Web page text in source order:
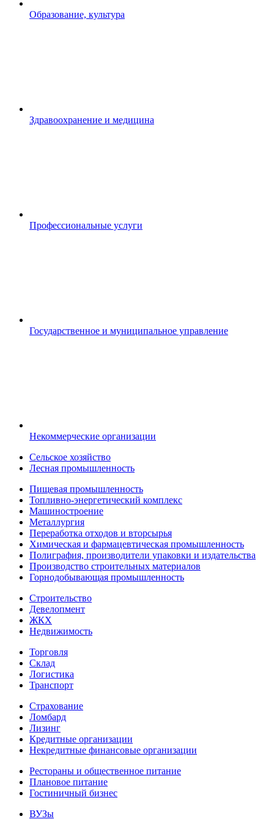
Образование, культура
Здравоохранение и медицина
Профессиональные услуги
Государственное и муниципальное управление
Некоммерческие организации
Сельское хозяйство
Лесная промышленность
Пищевая промышленность
Топливно-энергетический комплекс
Машиностроение
Металлургия
Переработка отходов и вторсырья
Химическая и фармацевтическая промышленность
Полиграфия, производители упаковки и издательства
Производство строительных материалов
Горнодобывающая промышленность
Строительство
Девелопмент
ЖКХ
Недвижимость
Торговля
Склад
Логистика
Транспорт
Страхование
Ломбард
Лизинг
Кредитные организации
Некредитные финансовые организации
Рестораны и общественное питание
Плановое питание
Гостиничный бизнес
ВУЗы